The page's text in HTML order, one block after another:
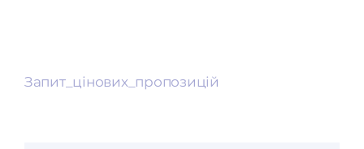
Запит_цінових_пропозицій